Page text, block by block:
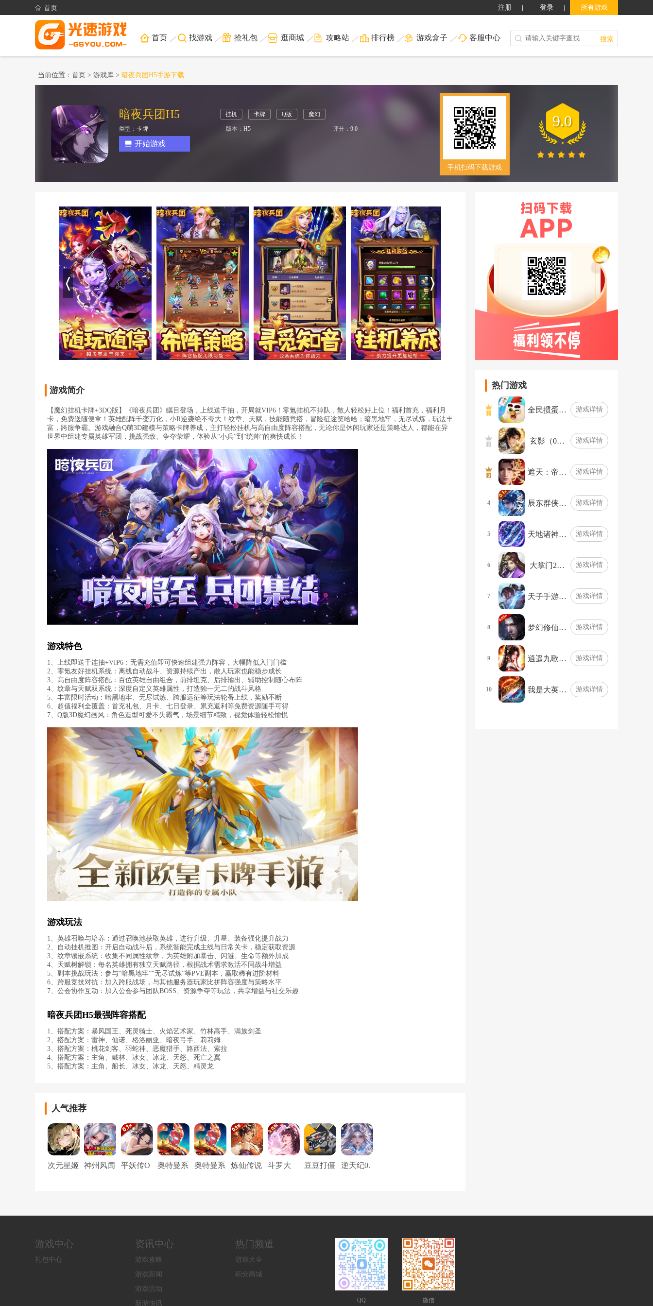
首页 注册 登录 所有游戏
首页 找游戏 抢礼包 逛商城 攻略站 排行榜 游戏盒子 客服中心 搜索
当前位置： 首页 > 游戏库 > 暗夜兵团H5手游下载
暗夜兵团H5 挂机 卡牌 Q版 魔幻
类型： 卡牌 版本： H5 评分： 9.0
开始游戏
手机扫码下载游戏
9.0
游戏简介
【魔幻挂机卡牌+3DQ版】《暗夜兵团》瞩目登场，上线送千抽，开局就VIP6！零氪挂机不掉队，散人轻松好上位！福利首充，福利月
卡，免费送随便拿！英雄配阵千变万化，小R逆袭绝不夸大！纹章、天赋，技能随意搭，冒险征途笑哈哈；暗黑地牢，无尽试炼，玩法丰
富，跨服争霸。游戏融合Q萌3D建模与策略卡牌养成，主打轻松挂机与高自由度阵容搭配，无论你是休闲玩家还是策略达人，都能在异
世界中组建专属英雄军团，挑战强敌、争夺荣耀，体验从“小兵”到“统帅”的爽快成长！
游戏特色
1、上线即送千连抽+VIP6：无需充值即可快速组建强力阵容，大幅降低入门门槛
2、零氪友好挂机系统：离线自动战斗、资源持续产出，散人玩家也能稳步成长
3、高自由度阵容搭配：百位英雄自由组合，前排坦克、后排输出、辅助控制随心布阵
4、纹章与天赋双系统：深度自定义英雄属性，打造独一无二的战斗风格
5、丰富限时活动：暗黑地牢、无尽试炼、跨服远征等玩法轮番上线，奖励不断
6、超值福利全覆盖：首充礼包、月卡、七日登录、累充返利等免费资源随手可得
7、Q版3D魔幻画风：角色造型可爱不失霸气，场景细节精致，视觉体验轻松愉悦
游戏玩法
1、英雄召唤与培养：通过召唤池获取英雄，进行升级、升星、装备强化提升战力
2、自动挂机推图：开启自动战斗后，系统智能完成主线与日常关卡，稳定获取资源
3、纹章镶嵌系统：收集不同属性纹章，为英雄附加暴击、闪避、生命等额外加成
4、天赋树解锁：每名英雄拥有独立天赋路径，根据战术需求激活不同战斗增益
5、副本挑战玩法：参与“暗黑地牢”“无尽试炼”等PVE副本，赢取稀有进阶材料
6、跨服竞技对抗：加入跨服战场，与其他服务器玩家比拼阵容强度与策略水平
7、公会协作互动：加入公会参与团队BOSS、资源争夺等玩法，共享增益与社交乐趣
暗夜兵团H5最强阵容搭配
1、搭配方案：暴风国王、死灵骑士、火焰艺术家、竹林高手、满族剑圣
2、搭配方案：雷神、仙诺、格洛丽亚、暗夜弓手、莉莉姆
3、搭配方案：桃花剑客、羽蛇神、恶魔猎手、路西法、索拉
4、搭配方案：主角、戴林、冰女、冰龙、天怒、死亡之翼
5、搭配方案：主角、船长、冰女、冰龙、天怒、精灵龙
人气推荐
次元星姬
神州风闻
平妖传O
奥特曼系
奥特曼系
炼仙传说
斗罗大
豆豆打僵
逆天纪0.
热门游戏
全民掼蛋… 游戏详情
玄影（0… 游戏详情
遮天：帝… 游戏详情
4 辰东群侠… 游戏详情
5 天地诸神… 游戏详情
6 大掌门2… 游戏详情
7 天子手游… 游戏详情
8 梦幻修仙… 游戏详情
9 逍遥九歌… 游戏详情
10 我是大英… 游戏详情
游戏中心
礼包中心
资讯中心
游戏攻略
游戏新闻
游戏活动
新游快讯
热门频道
游戏大全
积分商城
QQ 微信